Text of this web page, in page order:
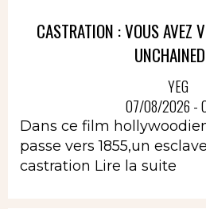
CASTRATION : VOUS AVEZ
YEG
07/08/2026 -
Dans ce film
passe vers 1855,un
castration Lire la suite